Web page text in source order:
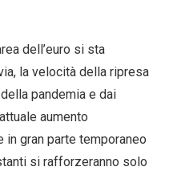
dell’euro si sta
la velocità della ripresa
pandemia e dai
aumento
gran parte temporaneo
si rafforzeranno solo